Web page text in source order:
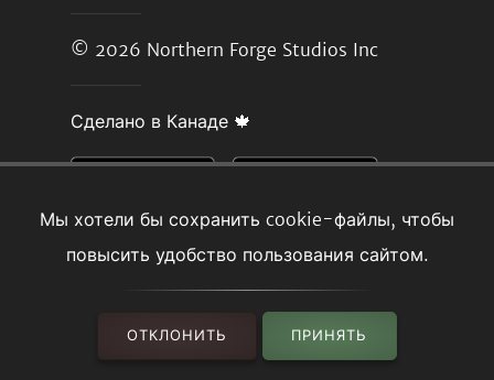
Мы хотели бы сохранить cookie-файлы, чтобы
повысить удобство пользования сайтом.
ОТКЛОНИТЬ ПРИНЯТЬ
© 2026 Northern Forge Studios Inc
Сделано в Канаде 🍁